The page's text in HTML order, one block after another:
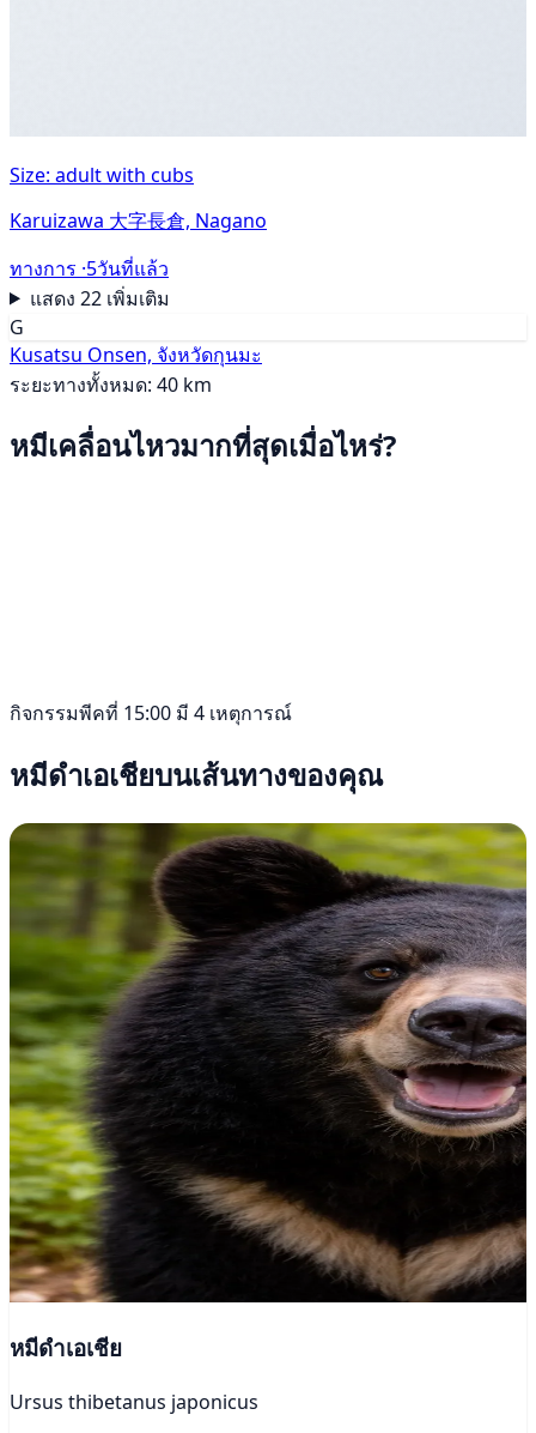
Size: adult with cubs
Karuizawa 大字長倉, Nagano
ทางการ ·5วันที่แล้ว
แสดง 22 เพิ่มเติม
G
Kusatsu Onsen, จังหวัดกุนมะ
ระยะทางทั้งหมด: 40 km
หมีเคลื่อนไหวมากที่สุดเมื่อไหร่?
กิจกรรมพีคที่ 15:00 มี 4 เหตุการณ์
หมีดำเอเชียบนเส้นทางของคุณ
หมีดำเอเชีย
Ursus thibetanus japonicus